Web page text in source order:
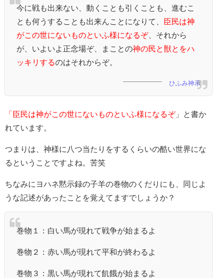
今に戦も出来ない、動くことも引くことも、進むこ
とも何うすることも出来んことになりて、 臣民は神
がこの世にないものといふ様になるぞ、それから
が、いよいよ正念場ぞ、まことの神の民と獣とをハ
ッキリするのはそれからぞ。
ひふみ神示
「臣民は神がこの世にないものといふ様になるぞ」と書か
れています。
つまりは、神様に八つ当たりをするくらいの酷い世界にな
るということですよね。苦笑
ちなみにヨハネ黙示録の子羊の巻物のくだりにも、同じよ
うな記述があったことを覚えてますでしょうか？
巻物１：白い馬が現れて戦争が始まるよ
巻物２：赤い馬が現れて平和が終わるよ
巻物３：黒い馬が現れて飢餓が始まるよ